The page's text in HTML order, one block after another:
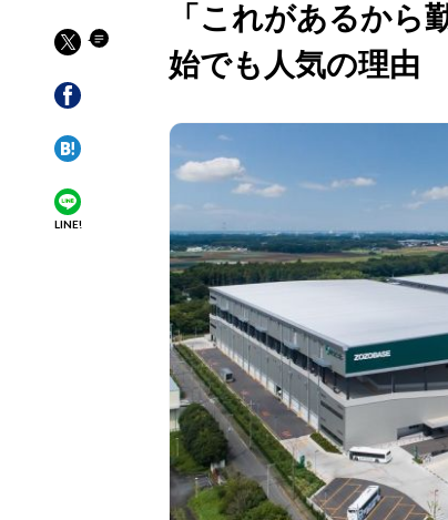
LINE!
「これがあるから
始でも人気の理由